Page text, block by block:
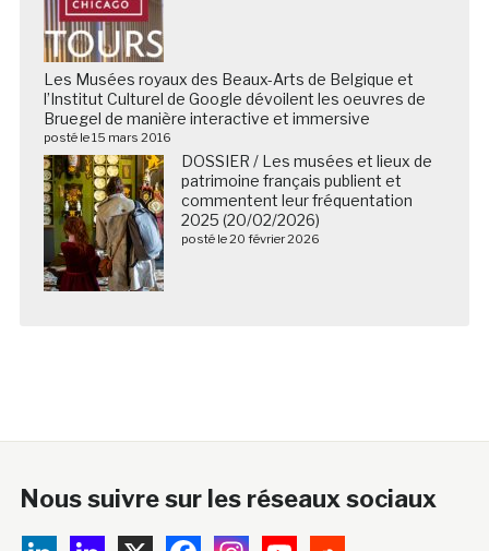
Les Musées royaux des Beaux-Arts de Belgique et
l’Institut Culturel de Google dévoilent les oeuvres de
Bruegel de manière interactive et immersive
posté le 15 mars 2016
DOSSIER / Les musées et lieux de
patrimoine français publient et
commentent leur fréquentation
2025 (20/02/2026)
posté le 20 février 2026
Nous suivre sur les réseaux sociaux